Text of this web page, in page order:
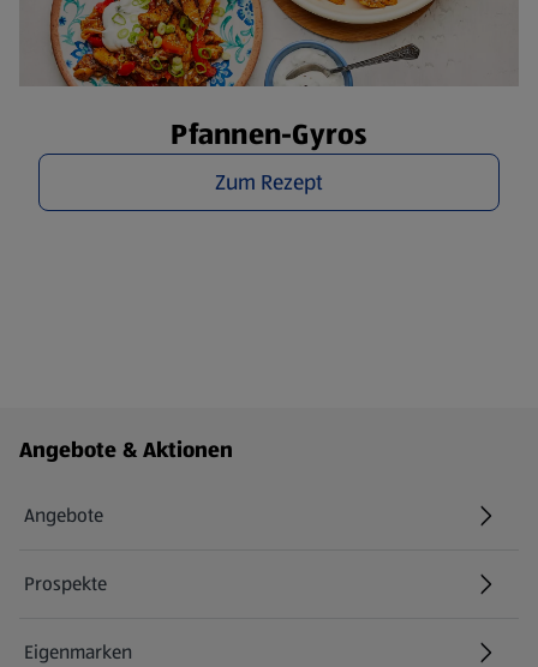
Pfannen-Gyros
Zum Rezept
Fußzeilenmenü - weitere Links
Angebote & Aktionen
Angebote
Prospekte
Eigenmarken